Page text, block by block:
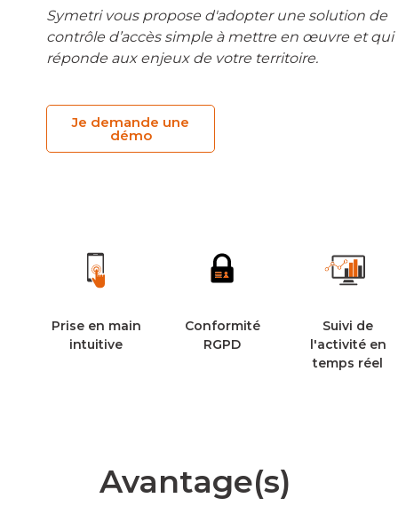
Symetri vous propose d'adopter une solution de
contrôle d’accès simple à mettre en œuvre et qui
réponde aux enjeux de votre territoire.
Je demande une
démo
Prise en main
intuitive
Conformité
RGPD
Suivi de
l'activité en
temps réel
Avantage(s)